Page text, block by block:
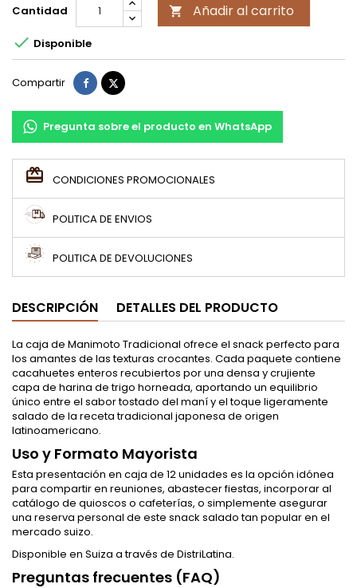
Cantidad  Añadir al carrito
 Disponible
Compartir CompartirTuitear
Pregunta sobre el producto en WhatsApp
CONDICIONES PROMOCIONALES
POLITICA DE ENVIOS
POLITICA DE DEVOLUCIONES
DESCRIPCIÓN DETALLES DEL PRODUCTO
La caja de Manimoto Tradicional ofrece el snack perfecto para
los amantes de las texturas crocantes. Cada paquete contiene
cacahuetes enteros recubiertos por una densa y crujiente
capa de harina de trigo horneada, aportando un equilibrio
único entre el sabor tostado del maní y el toque ligeramente
salado de la receta tradicional japonesa de origen
latinoamericano.
Uso y Formato Mayorista
Esta presentación en caja de 12 unidades es la opción idónea
para compartir en reuniones, abastecer fiestas, incorporar al
catálogo de quioscos o cafeterías, o simplemente asegurar
una reserva personal de este snack salado tan popular en el
mercado suizo.
Disponible en Suiza a través de DistriLatina.
Preguntas frecuentes (FAQ)